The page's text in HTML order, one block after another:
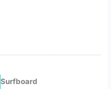
Surfboard